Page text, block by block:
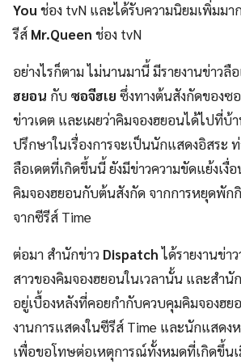
You ช่อง tvN และได้รับความนิยมเพิ่มมา
รีส์ Mr.Queen ช่อง tvN
อย่างไรก็ตาม ไม่นานมานี้ มีรายงานข่าวลื
ฮยอน กับ ซอจีฮเย ซึ่งทางต้นสังกัดของซ
ข่าวเดต และเผยว่าคิมจองฮยอนได้ไปที่บ้
ปรึกษาในเรื่องการจะเป็นนักแสดงอิสระ
ลือเดตที่เกิดขึ้นนี้ ยังมีข่าวความขัดแย้งเ
คิมจองฮยอนกับต้นสังกัด จากการหยุดพัก
จากซีรีส์ Time
ต่อมา สำนักข่าว Dispatchได้รายงานข่าว
สาวของคิมจองฮยอนในเวลานั้น และสำนั
อยู่เบื้องหลังที่คอยกำกับควบคุมคิมจองฮย
งานการแสดงในซีรีส์ Time และนักแสดง
เพื่อขอโทษต่อเหตุการณ์ทั้งหมดที่เกิดขึ้น